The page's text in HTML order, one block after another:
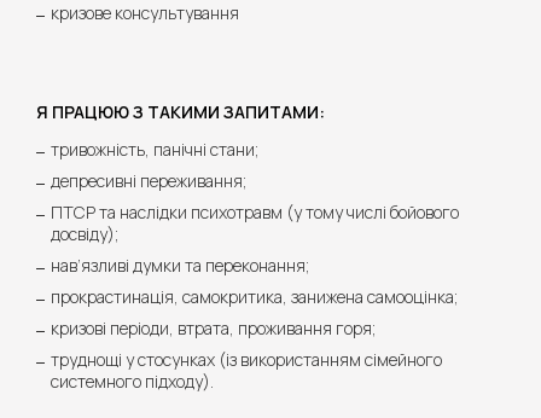
кризове консультування
Я ПРАЦЮЮ З ТАКИМИ ЗАПИТАМИ:
тривожність, панічні стани;
депресивні переживання;
ПТСР та наслідки психотравм (у тому числі бойового
досвіду);
нав’язливі думки та переконання;
прокрастинація, самокритика, занижена самооцінка;
кризові періоди, втрата, проживання горя;
труднощі у стосунках (із використанням сімейного
системного підходу).